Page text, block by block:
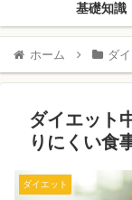
基礎知識
ホーム ダ
ダイエット
りにくい食
ダイエット